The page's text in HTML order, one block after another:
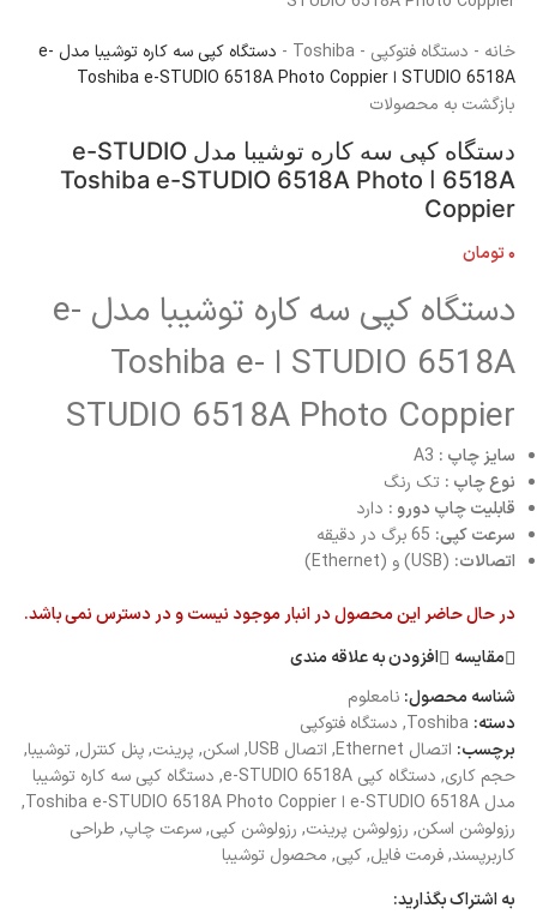
خانه - دستگاه فتوکپی -
Toshiba
-
دستگاه کپی سه کاره توشیبا مدل e-
STUDIO 6518A ا Toshiba e-STUDIO 6518A Photo Coppier
بازگشت به محصولات
دستگاه کپی سه کاره توشیبا مدل e-STUDIO
6518A ا Toshiba e-STUDIO 6518A Photo
Coppier
۰تومان
دستگاه کپی سه کاره توشیبا مدل e-
STUDIO 6518A ا Toshiba e-
STUDIO 6518A Photo Coppier
سایز چاپ :
نوع چاپ : تک رنگ
قابلیت چاپ دورو : دارد
سرعت کپی:
اتصالات: (USB) و (Ethernet)
در حال حاضر این محصول در انبار موجود نیست و در دسترس نمی باشد.
مقایسه
افزودن به علاقه مندی
شناسه محصول: نامعلوم
دسته: Toshiba
, دستگاه فتوکپی
برچسب: اتصال Ethernet , اتصال USB , اسکن, پرینت,پنل کنترل,توشیبا,
حجم کاری, دستگاه کپی e-STUDIO 6518A , دستگاه کپی سه کاره توشیبا
مدل e-STUDIO 6518A ا Toshiba e-STUDIO 6518A Photo Coppier
,
رزولوشن اسکن, رزولوشن پرینت, رزولوشن کپی,سرعت چاپ, طراحی
کاربرپسند,فرمت فایل,کپی, محصول توشیبا
به اشتراک بگذارید: